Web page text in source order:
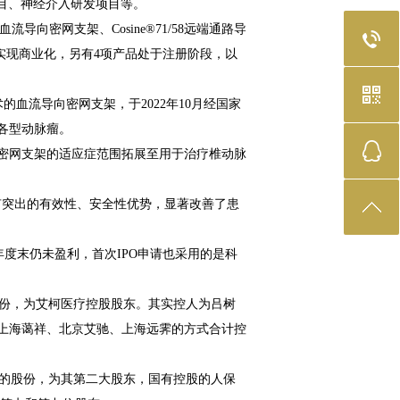
神经介入研发项目等。
导向密网支架、Cosine®71/58远端通路导
商业化，另有4项产品处于注册阶段，以
流导向密网支架，于2022年10月经国家
动脉瘤。
支架的适应症范围拓展至用于治疗椎动脉
的有效性、安全性优势，显著改善了患
末仍未盈利，首次IPO申请也采用的是科
为艾柯医疗控股股东。其实控人为吕树
海蔼祥、北京艾驰、上海远霁的方式合计控
份，为其第二大股东，国有控股的人保